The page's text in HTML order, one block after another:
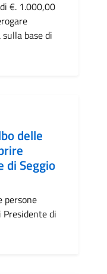
€. 1.000,00
base di
delle
di Seggio
persone
Presidente di